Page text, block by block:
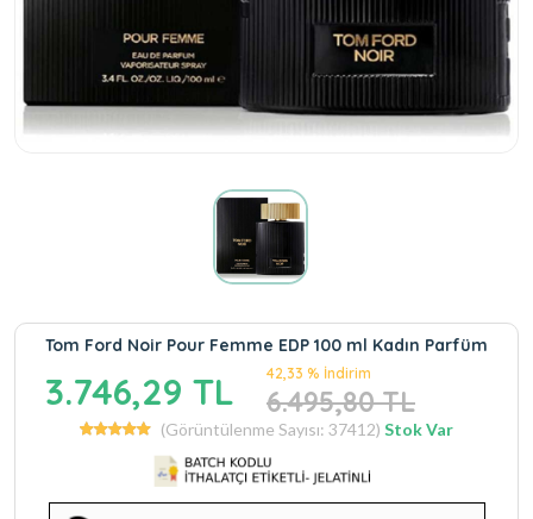
Tom Ford Noir Pour Femme EDP 100 ml Kadın Parfüm
3.746,29 TL 42,33 % İndirim
6.495,80 TL
(Görüntülenme Sayısı: 37412) Stok Var